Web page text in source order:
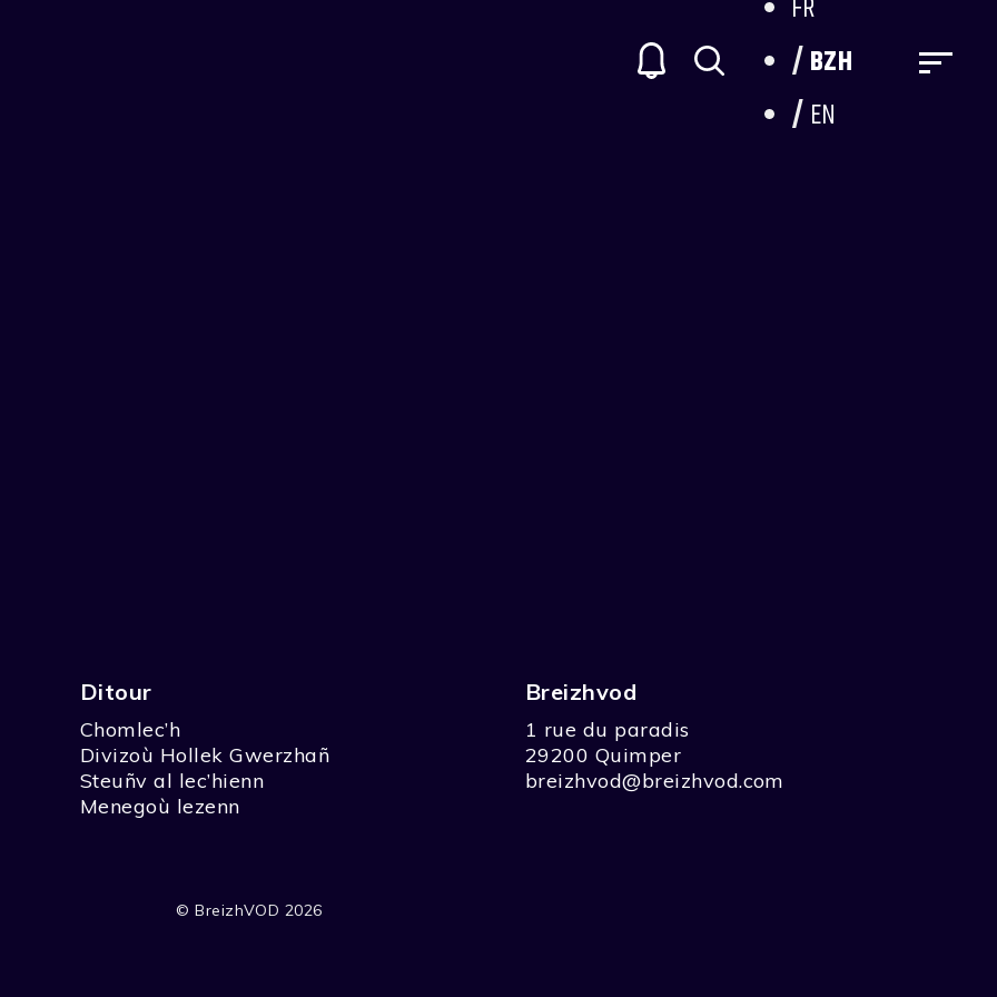
FR
BZH
EN
Ditour
Chomlec’h
Divizoù Hollek Gwerzhañ
Steuñv al lec’hienn
Menegoù lezenn
Breizhvod
1 rue du paradis
29200 Quimper
breizhvod@breizhvod.com
© BreizhVOD 2026